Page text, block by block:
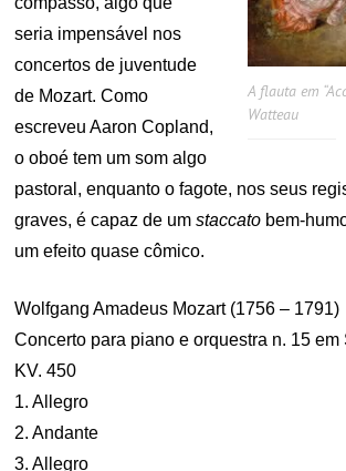
A flauta em
Watteau
seria impensável nos
concertos de juventude
de Mozart. Como
escreveu Aaron Copland,
o oboé tem um som algo
pastoral, enquanto o fagote, nos seus
graves, é capaz de umstaccato bem-
um efeito quase cômico.
Wolfgang Amadeus Mozart (1756 – 1791)
Concerto para piano e orquestra n. 15 em
KV. 450
1. Allegro
2. Andante
3. Allegro